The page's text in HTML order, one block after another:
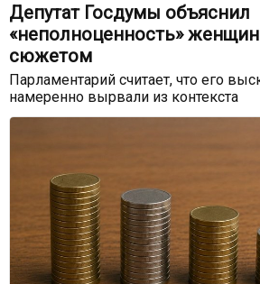
Депутат Госдумы объяснил
«неполноценность»
сюжетом
Парламентарий считает, что его
намеренно вырвали из контекста